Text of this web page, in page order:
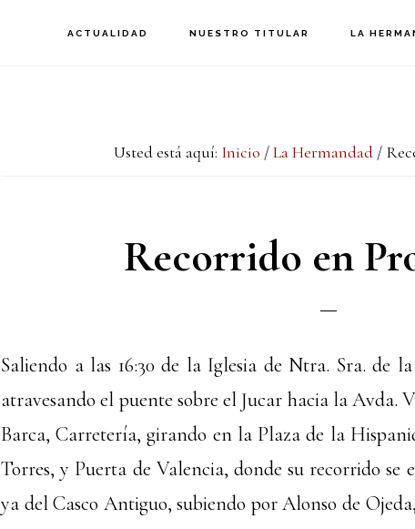
ACTUALIDAD NUESTRO TITULAR LA
Usted está aquí: Inicio /La Hermandad /
Recorrido en
Saliendo a las 16:30 de la Iglesia de Ntra. Sra. de
atravesando el puente sobre el Jucar hacia la Avda.
Barca, Carretería, girando en la Plaza de la
Torres, y Puerta de Valencia, donde su recorrido se
ya del Casco Antiguo, subiendo por Alonso de